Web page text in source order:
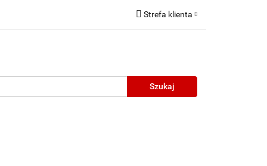
Strefa klienta
Dodaj zgłoszenie